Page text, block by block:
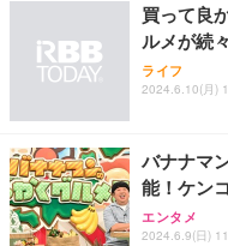
買って良
ルメが続
ライフ
2024.6.10(月)
バナナマ
能！ケン
エンタメ
2024.6.9(日)